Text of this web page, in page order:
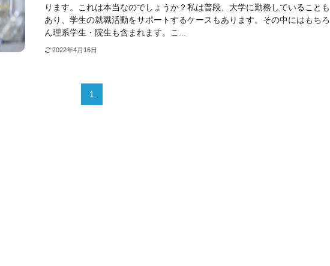
ります。これは本当なのでしょうか？私は普段、大学に勤務していることも
あり、学生の就職活動をサポートするケースもあります。その中にはもちろ
ん理系学生・院生も含まれます。こ...
2022年4月16日
1